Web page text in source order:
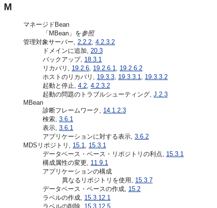
M
マネージドBean
「MBean」を参照
管理対象サーバー, 2.2.2, 4.2.3.2
ドメインに追加, 20.3
バックアップ, 18.3.1
リカバリ, 19.2.6, 19.2.6.1, 19.2.6.2
ホストのリカバリ, 19.3.3, 19.3.3.1, 19.3.3.2
起動と停止, 4.2, 4.2.3.2
起動の問題のトラブルシューティング, J.2.3
MBean
診断フレームワーク, 14.1.2.3
検索, 3.6.1
表示, 3.6.1
アプリケーションに対する表示, 3.6.2
MDSリポジトリ, 15.1, 15.3.1
データベース・ベース・リポジトリの利点, 15.3.1
構成属性の変更, 11.9.1
アプリケーションの構成
異なるリポジトリを使用, 15.3.7
データベース・ベースの作成, 15.2
ラベルの作成, 15.3.12.1
ラベルの削除, 15.3.12.5